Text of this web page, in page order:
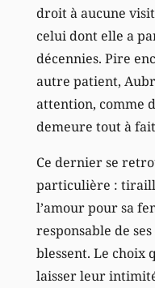
droit à aucune
celui dont elle a
décennies. Pire
autre patient,
attention, comme
demeure tout à
Ce dernier se
particulière :
l’amour pour sa
responsable de
blessent. Le choix
laisser leur